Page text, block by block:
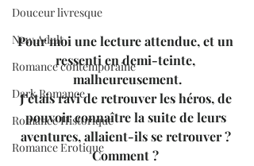
Douceur livresque
New Adult
Romance contemporaine
Dark Romance
Romance Historique
Romance Erotique
Pour moi une lecture attendue, et un
ressenti en demi-teinte,
malheureusement.
J’étais ravi de retrouver les héros, de
pouvoir connaître la suite de leurs
aventures, allaient-ils se retrouver ?
Comment ?